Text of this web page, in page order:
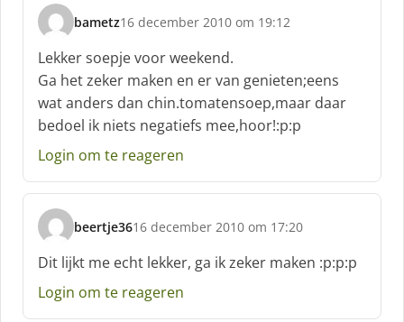
bametz
s
c
h
r
e
e
:
16 december 2010 om 19:12
Lekker soepje voor weekend.
Ga het zeker maken en er van genieten;eens
wat anders dan chin.tomatensoep,maar daar
bedoel ik niets negatiefs mee,hoor!:p:p
Login om te reageren
beertje36
s
c
h
r
16 december 2010 om 17:20
Dit lijkt me echt lekker, ga ik zeker maken :p:p:p
Login om te reageren